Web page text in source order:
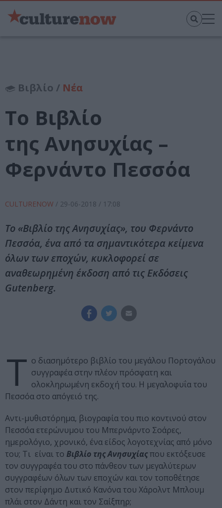
Βιβλίο / Νέα
Το Βιβλίο
της Ανησυχίας –
Φερνάντο Πεσσόα
CULTURENOW / 29-06-2018 / 17:08
Το «Βιβλίο της Ανησυχίας», του Φερνάντο
Πεσσόα, ένα από τα σημαντικότερα κείμενα
όλων των εποχών, κυκλοφορεί σε
αναθεωρημένη έκδοση από τις Εκδόσεις
Gutenberg.
Τ ο διασημότερο βιβλίο του μεγάλου Πορτογάλου
συγγραφέα στην πλέον πρόσφατη και
ολοκληρωμένη εκδοχή του. Η μεγαλοφυΐα του
Πεσσόα στο απόγειό της.
Αντι-μυθιστόρημα, βιογραφία του πιο κοντινού στον
Πεσσόα ετερώνυμου του Μπερνάρντο Σοάρες,
ημερολόγιο, χρονικό, ένα είδος λογοτεχνίας από μόνο
του; Τι είναι το Βιβλίο τηςΑνησυχίαςπου εκτόξευσε
τον συγγραφέα του στο πάνθεον των μεγαλύτερων
συγγραφέων όλων των εποχών και τον τοποθέτησε
στον περίφημο Δυτικό Kανόνα του Χάρολντ Μπλουμ
πλάι στον Δάντη και τον Σαίξπηρ;